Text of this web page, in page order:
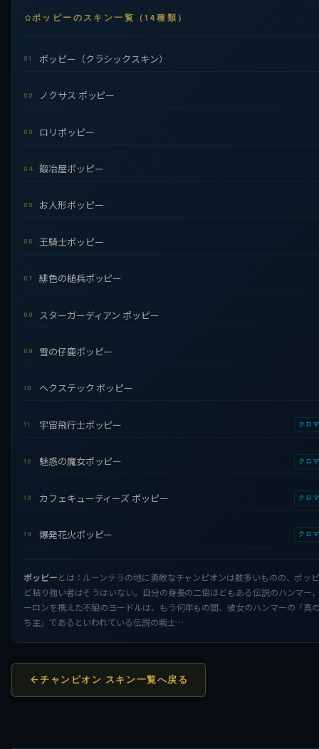
ポッピーのスキン一覧（14種類）
01 ポッピー（クラシックスキン）
02 ノクサス ポッピー
03 ロリポッピー
04 鍛冶屋ポッピー
05 お人形ポッピー
06 王騎士ポッピー
07 緋色の槌兵ポッピー
08 スターガーディアン ポッピー
09 雪の仔鹿ポッピー
10 ヘクステック ポッピー
11 宇宙飛行士ポッピー クロ
12 魅惑の魔女ポッピー クロ
13 カフェキューティーズ ポッピー クロ
14 爆発花火ポッピー クロ
ポッピーとは：ルーンテラの地に勇敢なチャンピオンは数多いものの、ポッ
ど粘り強い者はそうはいない。自分の身長の二倍ほどもある伝説のハンマー
ーロンを携えた不屈のヨードルは、もう何年もの間、彼女のハンマーの「真
ち主」であるといわれている伝説の戦士…
チャンピオン スキン一覧へ戻る